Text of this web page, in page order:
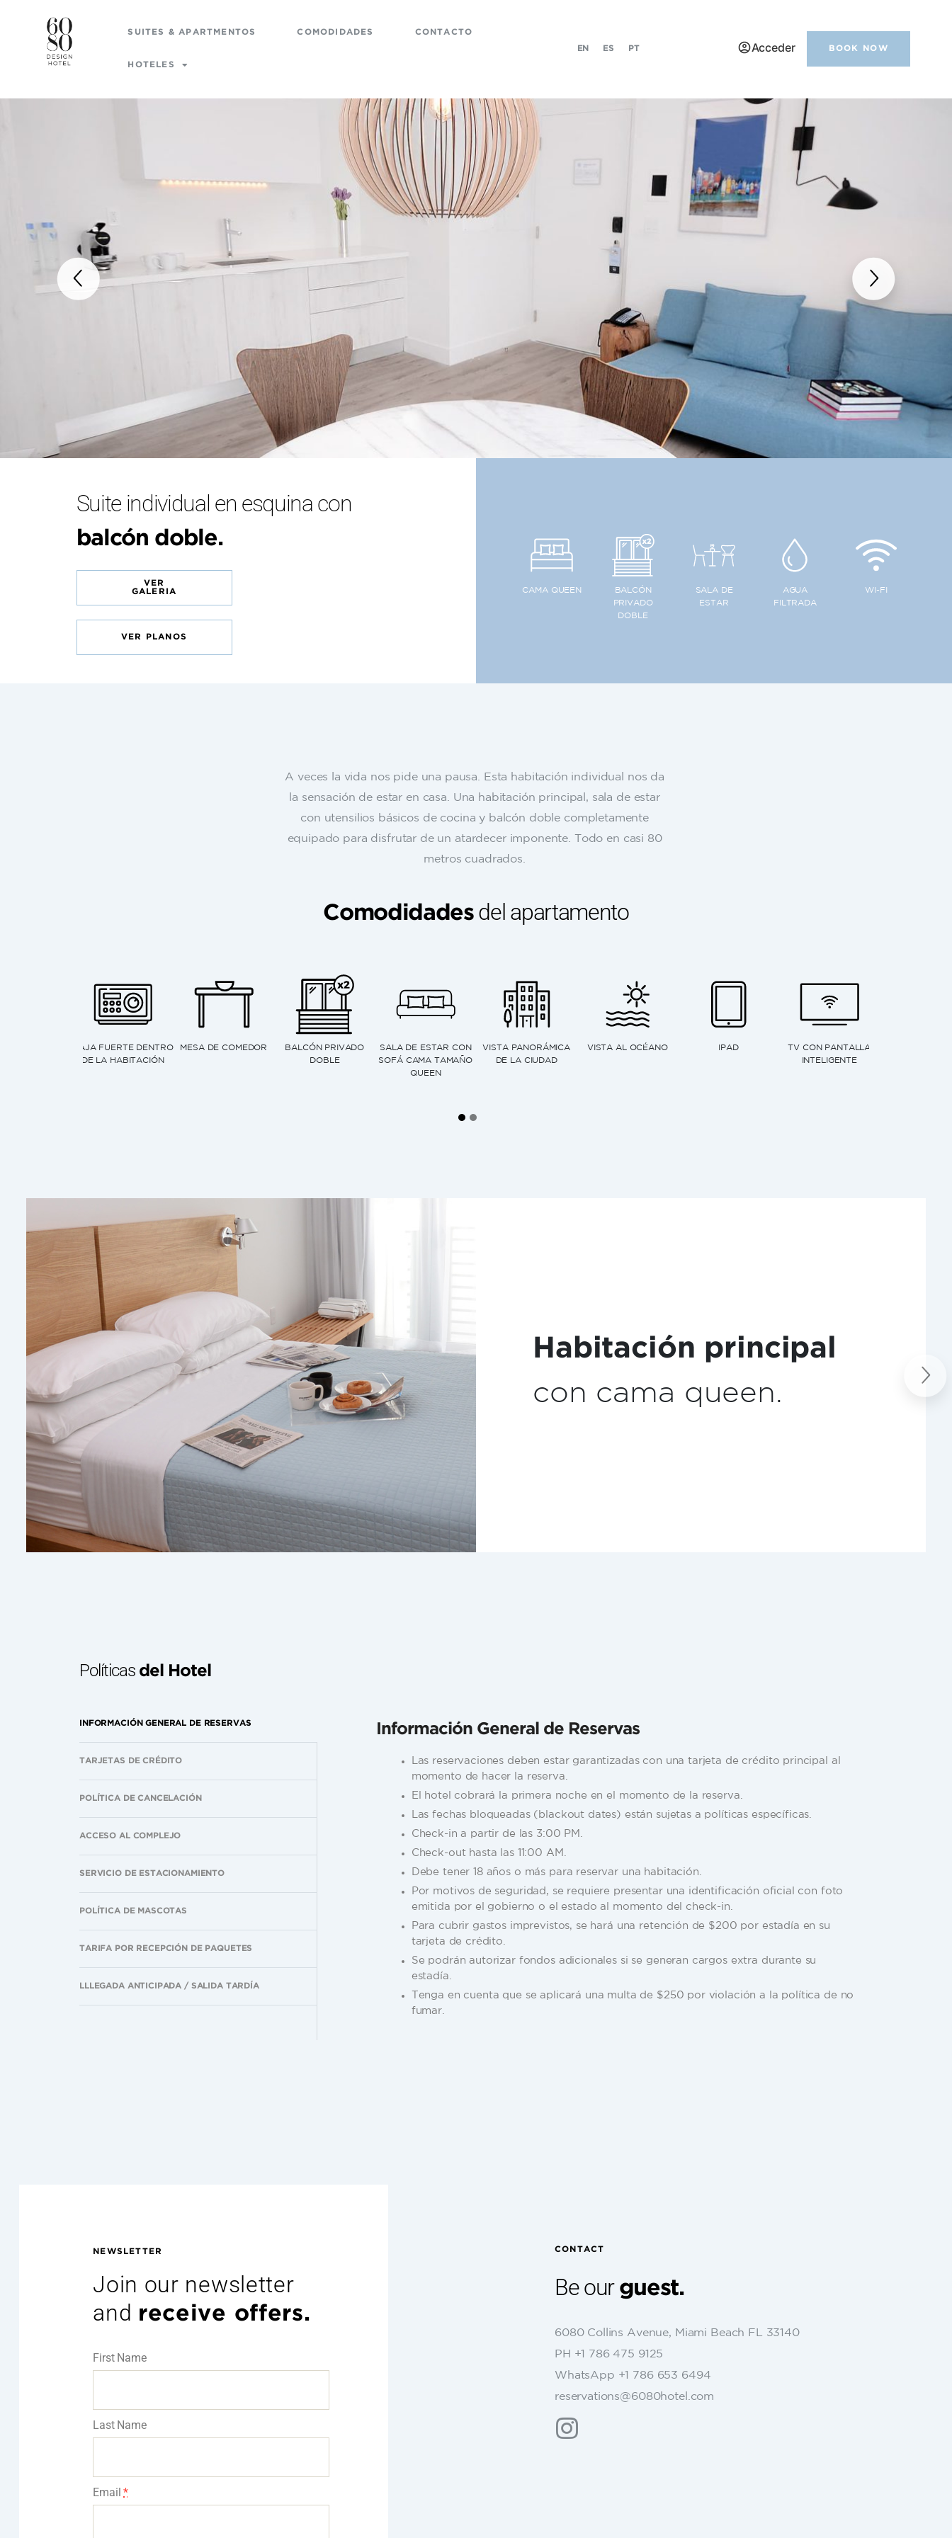
SUITES & APARTMENTOS COMODIDADES CONTACTO
HOTELES
EN ES PT Acceder BOOK NOW
Suite individual en esquina con
balcón doble.
VER
GALERIA
VER PLANOS
CAMA QUEEN
BALCÓN
PRIVADO
DOBLE
SALA DE
ESTAR
AGUA
FILTRADA
WI-FI
A veces la vida nos pide una pausa. Esta habitación individual nos da
la sensación de estar en casa. Una habitación principal, sala de estar
con utensilios básicos de cocina y balcón doble completamente
equipado para disfrutar de un atardecer imponente. Todo en casi 80
metros cuadrados.
Comodidadesdel apartamento
PARLANTE
BLUETOOTH
TELÉFONO DE LÍNEA
VENTANALES DE PISO
A TECHO
DUCHA TIPO LLUVIA
MAQUINA DE CAFÉ
EXPRESO
KITCHENETTE HORNO ELÉCTRICO HORNO MICROONDAS
Maquina de café
Expreso.
Las reservaciones deben estar garantizadas con una tarjeta de crédito principal al
momento de hacer la reserva.
El hotel cobrará la primera noche en el momento de la reserva.
Las fechas bloqueadas (blackout dates) están sujetas a políticas específicas.
Check-in a partir de las 3:00 PM.
Check-out hasta las 11:00 AM.
Debe tener 18 años o más para reservar una habitación.
Por motivos de seguridad, se requiere presentar una identificación oficial con foto
emitida por el gobierno o el estado al momento del check-in.
Para cubrir gastos imprevistos, se hará una retención de $200 por estadía en su
tarjeta de crédito.
Se podrán autorizar fondos adicionales si se generan cargos extra durante su
estadía.
Tenga en cuenta que se aplicará una multa de $250 por violación a la política de no
Join our newsletter
and receive offers.
First Name
Last Name
Email*
Be our guest.